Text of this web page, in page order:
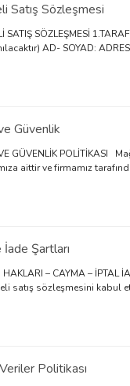
Satış Sözleşmesi
SATIŞ SÖZLEŞMESİ
AD- SOYAD:
Güvenlik
GÜVENLİK POLİTİKASI
aittir ve firmamız
Şartları
HAKLARI – CAYMA –
satış sözleşmesini kabul
Politikası